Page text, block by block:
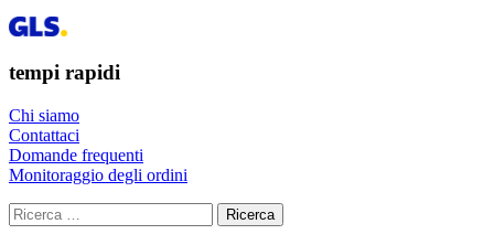
tempi rapidi
Chi siamo
Contattaci
Domande frequenti
Monitoraggio degli ordini
Ricerca